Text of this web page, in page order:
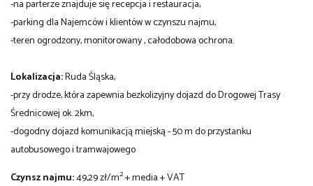
-na parterze znajduje się recepcja i restauracja,
-parking dla Najemców i klientów w czynszu najmu,
-teren ogrodzony, monitorowany , całodobowa ochrona.
Lokalizacja:Ruda Śląska,
-przy drodze, która zapewnia bezkolizyjny dojazd do Drogowej Trasy
Średnicowej ok. 2km,
-dogodny dojazd komunikacją miejską - 50 m do przystanku
autobusowego i tramwajowego
Czynsz najmu:49,29 zł/m2+ media + VAT